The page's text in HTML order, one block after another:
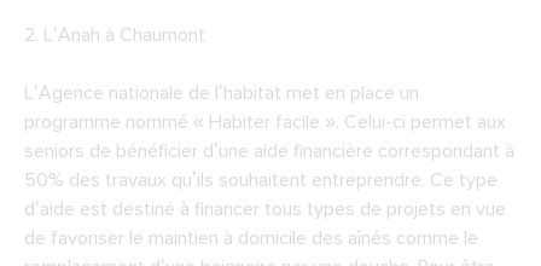
2. L’Anah à Chaumont
L’Agence nationale de l’habitat met en place un
programme nommé « Habiter facile ». Celui-ci permet aux
seniors de bénéficier d’une aide financière correspondant à
50% des travaux qu’ils souhaitent entreprendre. Ce type
d’aide est destiné à financer tous types de projets en vue
de favoriser le maintien à domicile des aînés comme le